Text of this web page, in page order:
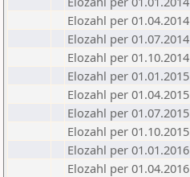
Elozahl per 01.04.2014
Elozahl per 01.07.2014
Elozahl per 01.10.2014
Elozahl per 01.01.2015
Elozahl per 01.04.2015
Elozahl per 01.07.2015
Elozahl per 01.10.2015
Elozahl per 01.01.2016
Elozahl per 01.04.2016